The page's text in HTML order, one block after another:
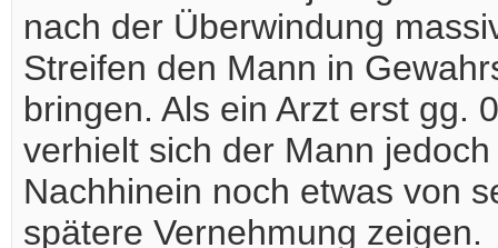
nach der Überwindung
Streifen den Mann in
bringen. Als ein Arzt erst gg.
verhielt sich der Mann
Nachhinein noch etwas von
spätere Vernehmung zeigen.